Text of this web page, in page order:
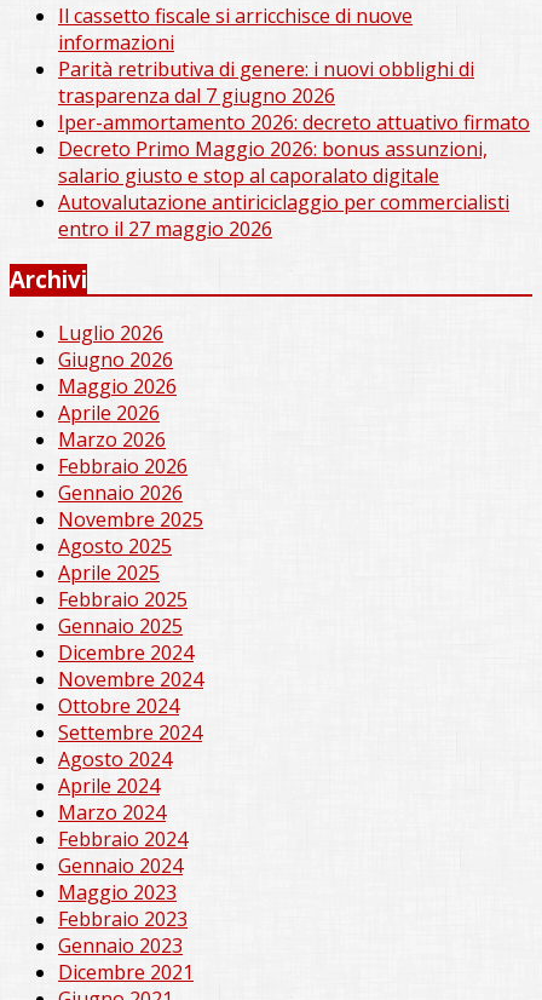
Il cassetto fiscale si arricchisce di nuove
informazioni
Parità retributiva di genere: i nuovi obblighi di
trasparenza dal 7 giugno 2026
Iper-ammortamento 2026: decreto attuativo firmato
Decreto Primo Maggio 2026: bonus assunzioni,
salario giusto e stop al caporalato digitale
Autovalutazione antiriciclaggio per commercialisti
entro il 27 maggio 2026
Archivi
Luglio 2026
Giugno 2026
Maggio 2026
Aprile 2026
Marzo 2026
Febbraio 2026
Gennaio 2026
Novembre 2025
Agosto 2025
Aprile 2025
Febbraio 2025
Gennaio 2025
Dicembre 2024
Novembre 2024
Ottobre 2024
Settembre 2024
Agosto 2024
Aprile 2024
Marzo 2024
Febbraio 2024
Gennaio 2024
Maggio 2023
Febbraio 2023
Gennaio 2023
Dicembre 2021